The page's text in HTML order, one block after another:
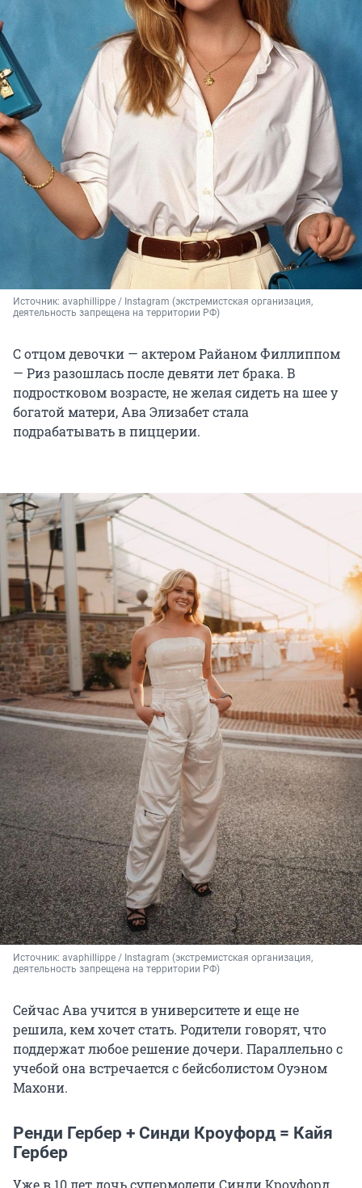
Источник: avaphillippe / Instagram (экстремистская организация,
деятельность запрещена на территории РФ)
С отцом девочки — актером Райаном Филлиппом
— Риз разошлась после девяти лет брака. В
подростковом возрасте, не желая сидеть на шее у
богатой матери, Ава Элизабет стала
подрабатывать в пиццерии.
Источник: avaphillippe / Instagram (экстремистская организация,
деятельность запрещена на территории РФ)
Сейчас Ава учится в университете и еще не
решила, кем хочет стать. Родители говорят, что
поддержат любое решение дочери. Параллельно с
учебой она встречается с бейсболистом Оуэном
Махони.
Ренди Гербер + Синди Кроуфорд = Кайя
Гербер
Уже в 10 лет дочь супермодели Синди Кроуфорд